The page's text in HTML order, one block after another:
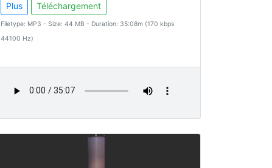
Plus Téléchargement
Filetype: MP3 - Size: 44 MB - Duration: 35:08m (170 kbps
44100 Hz)